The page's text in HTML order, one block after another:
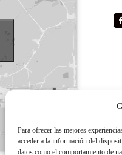
Para ofrecer las mejores
acceder a la información del
datos como el comportamiento de